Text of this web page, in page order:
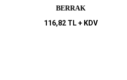
BERRAK
116,82 TL + KDV